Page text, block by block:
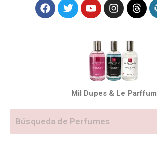
Mil Dupes & Le Parffum